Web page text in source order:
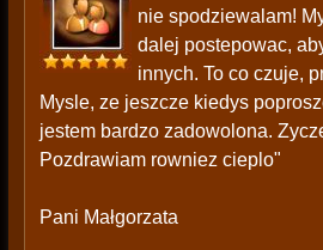
nie spodziewalam!
dalej postepowac,
innych. To co czuje,
Mysle, ze jeszcze kiedys
jestem bardzo zadowolona.
Pozdrawiam rowniez cieplo"
Pani Małgorzata